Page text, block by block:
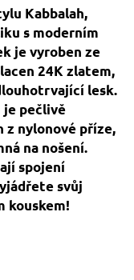
Kabbalah,
s moderním
je vyroben ze
24K zlatem,
lesk.
je pečlivě
z nylonové příze,
na nošení.
spojení
svůj
kouskem!